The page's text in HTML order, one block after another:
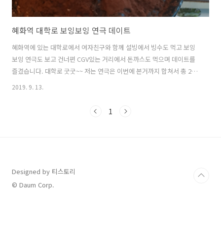
혜화역 대학로 보잉보잉 연극 데이트
혜화역에 있는 대학로에서 여자친구와 함께 설빙에서 빙수도 먹고 보잉
보잉 연극도 보고 건너편 CGV있는 거리에서 돈까스도 먹으며 데이트를
즐겼습니다. 대학로 굿굿~~ 저는 연극은 이번에 본거까지 합쳐서 총 2번
봤는데요. 처음 본 연극은 나의PS파트너라는 연극이었고 이번에 여자친
연급의 시놉시스는 아래와 같습니다. 매력적인 바람둥이가 능력이 좋아
2019. 9. 13.
1
Designed by 티스토리
© Daum Corp.